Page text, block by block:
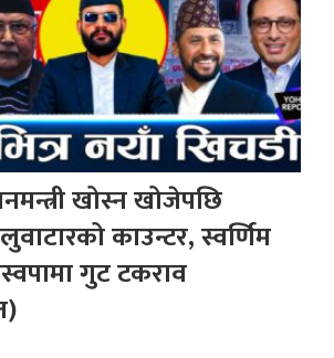
खोस्न खोजेपछि
काउन्टर, स्वर्णिम
गुट टकराव